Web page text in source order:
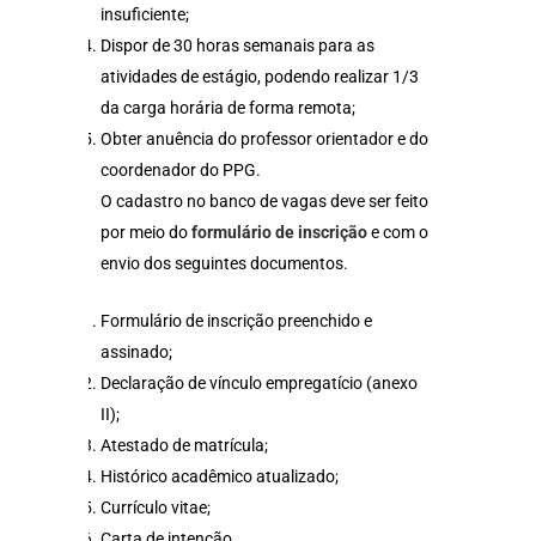
insuficiente;
Dispor de 30 horas semanais para as
atividades de estágio, podendo realizar 1/3
da carga horária de forma remota;
Obter anuência do professor orientador e do
coordenador do PPG.
O cadastro no banco de vagas deve ser feito
por meio doformulário de inscriçãoe com o
envio dos seguintes documentos.
Formulário de inscrição preenchido e
assinado;
Declaração de vínculo empregatício (anexo
II);
Atestado de matrícula;
Histórico acadêmico atualizado;
Currículo vitae;